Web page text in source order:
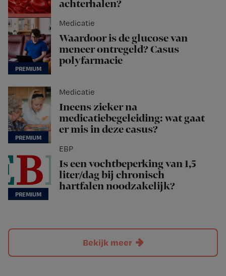
achterhalen?
Medicatie
Waardoor is de glucose van
meneer ontregeld? Casus
polyfarmacie
Medicatie
Ineens zieker na
medicatiebegeleiding: wat gaat
er mis in deze casus?
EBP
Is een vochtbeperking van 1,5
liter/dag bij chronisch
hartfalen noodzakelijk?
Bekijk meer